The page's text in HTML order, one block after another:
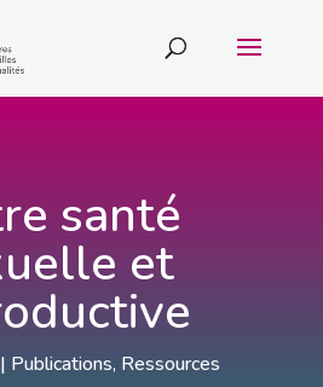
santé
et
| Publications, Ressources